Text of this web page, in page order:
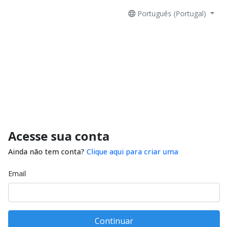
Português (Portugal)
Acesse sua conta
Ainda não tem conta? Clique aqui para criar uma
Email
Continuar